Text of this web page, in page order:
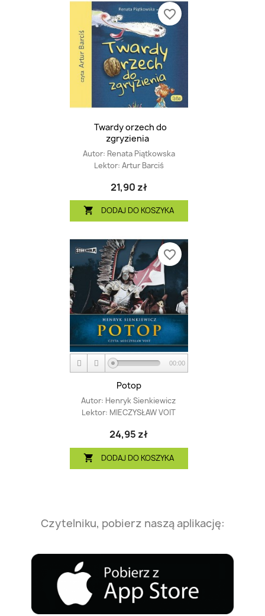
Twardy orzech do
zgryzienia
Autor: Renata Piątkowska
Lektor: Artur Barciś
21,90 zł
 DODAJ DO KOSZYKA
favorite_border
00:00
Potop
Autor: Henryk Sienkiewicz
Lektor: MIECZYSŁAW VOIT
24,95 zł
 DODAJ DO KOSZYKA
favorite_border
Czytelniku, pobierz naszą aplikację: